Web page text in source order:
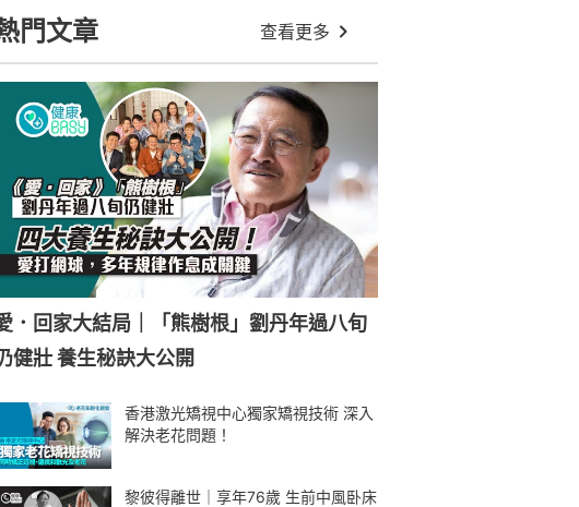
門文章 查看更多
．回家大結局｜「熊樹根」劉丹年過八旬
健壯 養生秘訣大公開
香港激光矯視中心獨家矯視技術 深入
解決老花問題！
黎彼得離世｜享年76歲 生前中風卧床